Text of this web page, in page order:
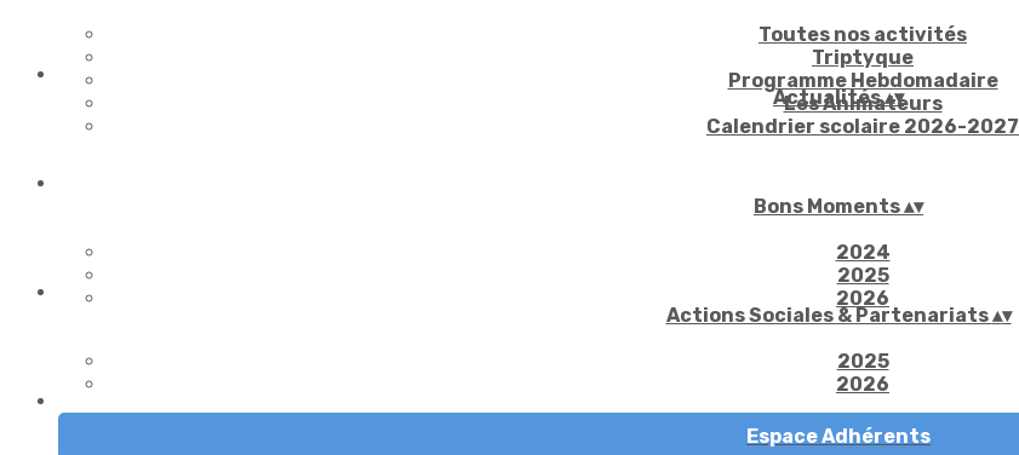
Toutes nos activités
Triptyque
Programme Hebdomadaire
Les Animateurs
Calendrier scolaire 2026-2027
Actualités▴▾
Bons Moments▴▾
2024
2025
2026
Actions Sociales & Partenariats▴▾
2025
2026
Espace Adhérents